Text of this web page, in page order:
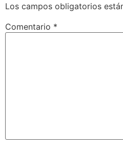
Los campos obligatorios
Comentario *